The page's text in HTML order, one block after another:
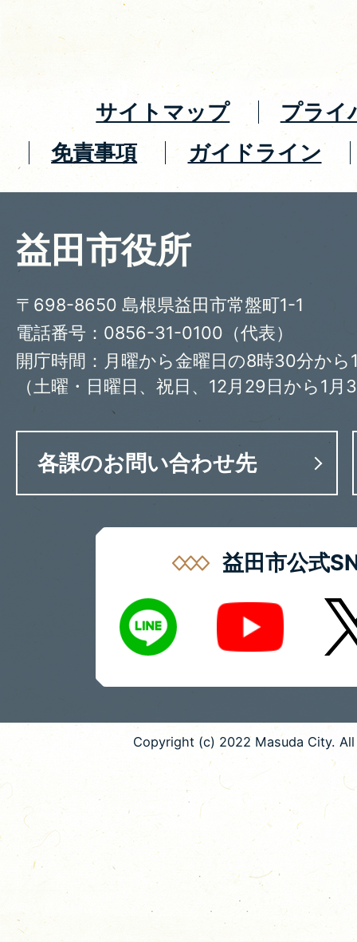
サイトマップ
プライ
免責事項
ガイドライン
益田市役所
〒698-8650 島根県益田市常盤町1-1
電話番号：0856-31-0100（代表）
開庁時間：月曜から金曜日の8時30分から
（土曜・日曜日、祝日、12月29日から1月
各課のお問い合わせ先
益田市公式
LINE
Youtube X
Copyright (c) 2022 Masuda City.